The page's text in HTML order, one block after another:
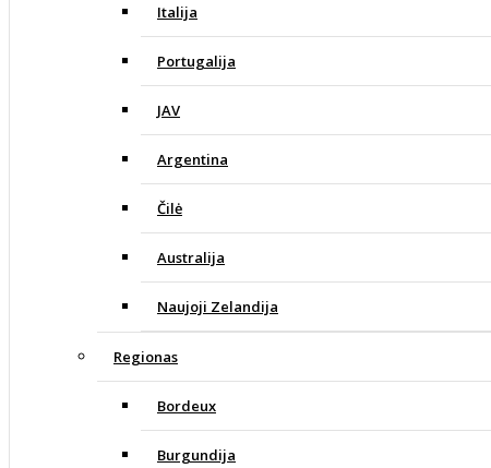
Italija
Portugalija
JAV
Argentina
Čilė
Australija
Naujoji Zelandija
Regionas
Bordeux
Burgundija